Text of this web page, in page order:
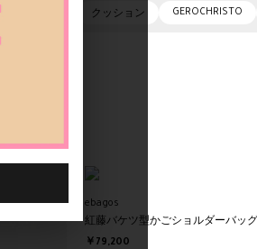
クッション GEROCHRISTO
ebagos
紅藤バケツ型かごショルダーバッグ
￥79,200